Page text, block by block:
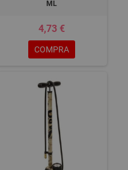
ML
4,73 €
COMPRA